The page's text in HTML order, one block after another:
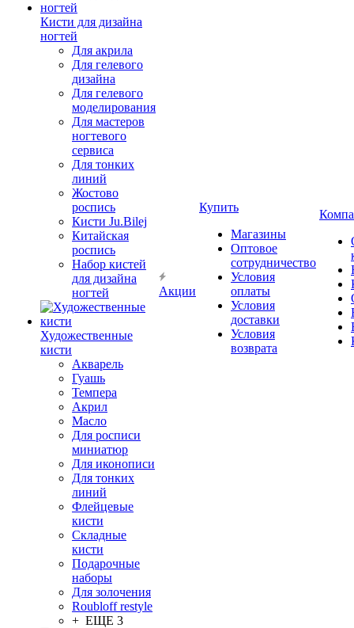
Кисти для дизайна
ногтей
Для акрила
Для гелевого
дизайна
Для гелевого
моделирования
Для мастеров
ногтевого
сервиса
Для тонких
линий
Жостово
роспись
Кисти Ju.Bilej
Китайская
роспись
Набор кистей
для дизайна
ногтей
Художественные
кисти
Акварель
Гуашь
Темпера
Акрил
Масло
Для росписи
миниатюр
Для иконописи
Для тонких
линий
Флейцевые
кисти
Складные
кисти
Подарочные
наборы
Для золочения
Roubloff restyle
+ ЕЩЕ 3
Акции
Купить
Магазины
Оптовое
сотрудничество
Условия
оплаты
Условия
доставки
Условия
возврата